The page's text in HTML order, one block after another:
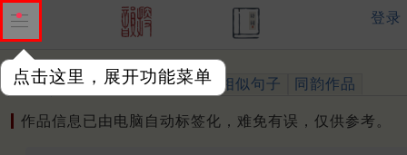
点击这里，展开功能菜单
登录
作品 标注四声 出处、引用 相似句子 同韵作品
作品信息已由电脑自动标签化，难免有误，仅供参考。